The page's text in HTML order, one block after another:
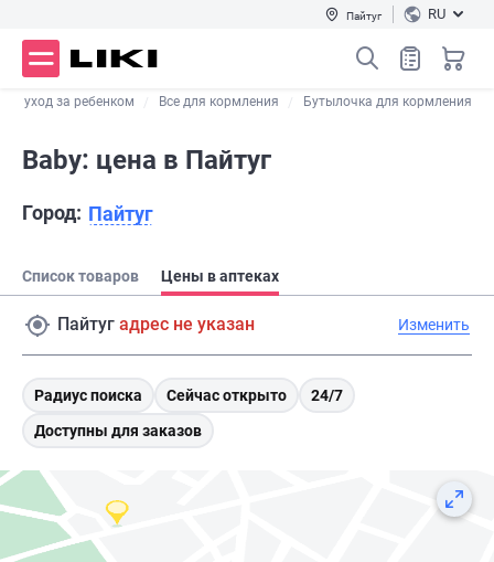
Пайтуг RU
и уход за ребенком Все для кормления Бутылочка для кормления
Baby: цена в Пайтуг
Город: Пайтуг
Список товаров Цены в аптеках
Пайтуг адрес не указан Изменить
Радиус поиска Сейчас открыто
24/7
Доступны для заказов